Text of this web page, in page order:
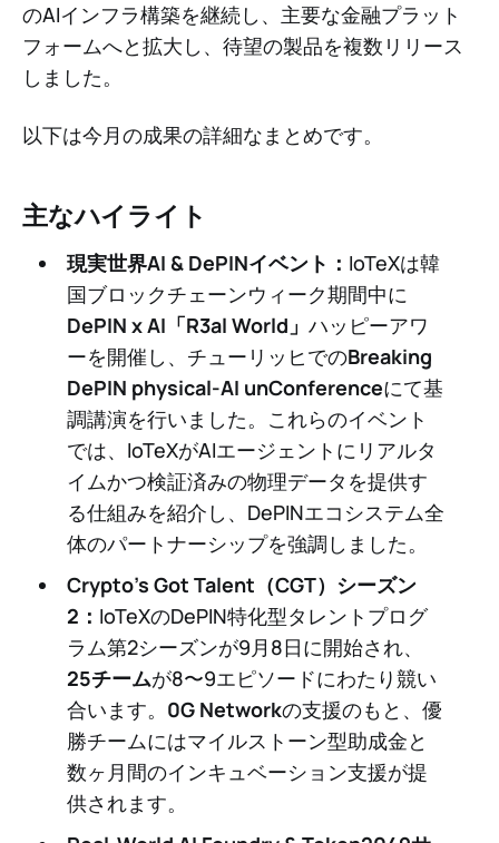
のAIインフラ構築を継続し、主要な金融プラット
フォームへと拡大し、待望の製品を複数リリース
しました。
以下は今月の成果の詳細なまとめです。
主なハイライト
現実世界AI & DePINイベント： IoTeXは韓
国ブロックチェーンウィーク期間中に
DePIN x AI「R3al World」 ハッピーアワ
ーを開催し、チューリッヒでのBreaking
DePIN physical-AI unConferenceにて基
調講演を行いました。これらのイベント
では、IoTeXがAIエージェントにリアルタ
イムかつ検証済みの物理データを提供す
る仕組みを紹介し、DePINエコシステム全
体のパートナーシップを強調しました。
Crypto’s Got Talent（CGT）シーズン
2： IoTeXのDePIN特化型タレントプログ
ラム第2シーズンが9月8日に開始され、
25チームが8〜9エピソードにわたり競い
合います。 0G Networkの支援のもと、優
勝チームにはマイルストーン型助成金と
数ヶ月間のインキュベーション支援が提
供されます。